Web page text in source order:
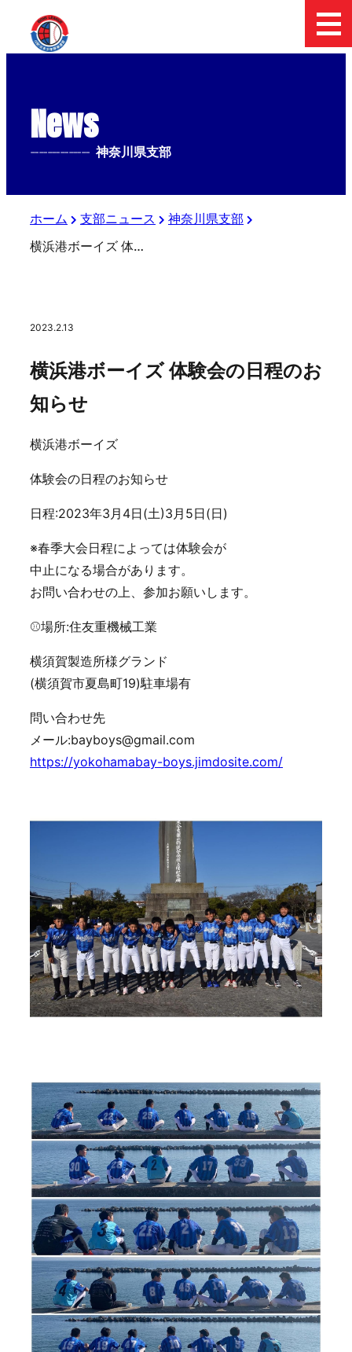
News
-------------- 神奈川県支部
ホーム 支部ニュース
神奈川県支部
横浜港ボーイズ 体験会の日程のお知らせ
2023.2.13
横浜港ボーイズ 体験会の日程のお
知らせ
横浜港ボーイズ
体験会の日程のお知らせ
日程:2023年3月4日(土)3月5日(日)
※春季大会日程によっては体験会が
中止になる場合があります。
お問い合わせの上、参加お願いします。
⚾️場所:住友重機械工業
横須賀製造所様グランド
(横須賀市夏島町19)駐車場有
問い合わせ先
メール:bayboys@gmail.com
https://yokohamabay-boys.jimdosite.com/